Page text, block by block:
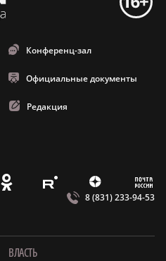
Конференц-зал
Официальные документы
Редакция
O E Z m
8 (831) 233-94-53
ВЛАСТЬ